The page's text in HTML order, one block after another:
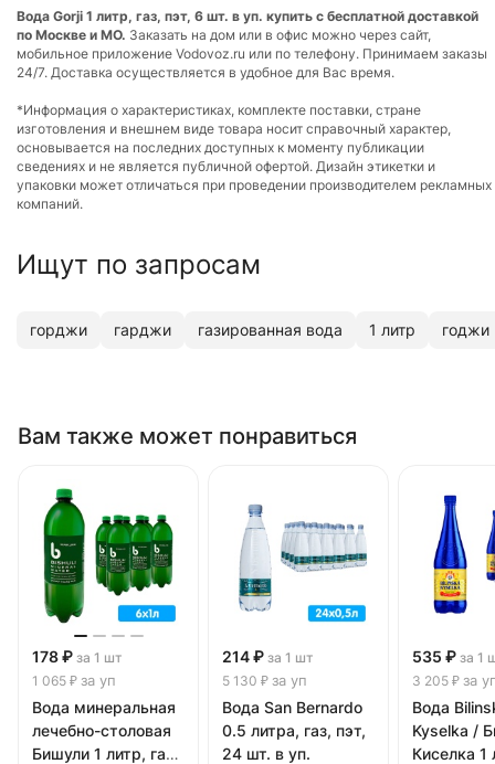
Вода Gorji 1 литр, газ, пэт, 6 шт. в уп. купить с бесплатной доставкой
по Москве и МО. Заказать на дом или в офис можно через сайт,
мобильное приложение Vodovoz.ru или по телефону. Принимаем заказы
24/7. Доставка осуществляется в удобное для Вас время.
*Информация о характеристиках, комплекте поставки, стране
изготовления и внешнем виде товара носит справочный характер,
основывается на последних доступных к моменту публикации
сведениях и не является публичной офертой. Дизайн этикетки и
упаковки может отличаться при проведении производителем рекламных
компаний.
Ищут по запросам
горджи гарджи газированная вода 1 литр годжи
Вам также может понравиться
178 ₽ за 1 шт
1 065 ₽ за уп
Вода минеральная
лечебно-столовая
Бишули 1 литр, газ,
214 ₽ за 1 шт
5 130 ₽ за уп
Вода San Bernardo
0.5 литра, газ, пэт,
24 шт. в уп.
535 ₽ за 1
3 205 ₽ за
Вода
Kyselka /
Киселка 1